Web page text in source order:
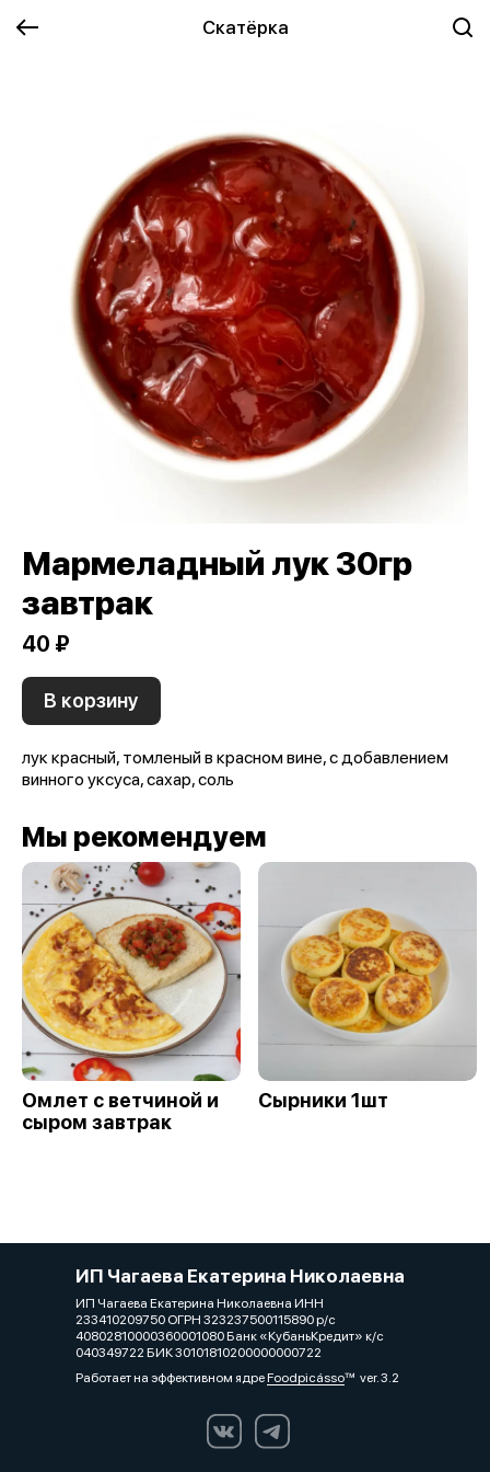
Скатёрка
Мармеладный лук 30гр
завтрак
40 ₽
В корзину
лук красный, томленый в красном вине, с добавлением
винного уксуса, сахар, соль
Мы рекомендуем
Омлет с ветчиной и
сыром завтрак
Сырники 1шт
ИП Чагаева Екатерина Николаевна
ИП Чагаева Екатерина Николаевна ИНН
233410209750 ОГРН 323237500115890 р/с
40802810000360001080 Банк «КубаньКредит» к/с
040349722 БИК 30101810200000000722
Работает на эффективном ядреFoodpicássover. 3.2